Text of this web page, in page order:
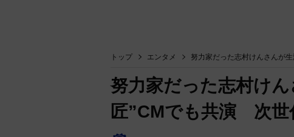
トップ エンタメ 努力家だった志村けんさんが
努力家だった志村け
匠”CMでも共演 次世